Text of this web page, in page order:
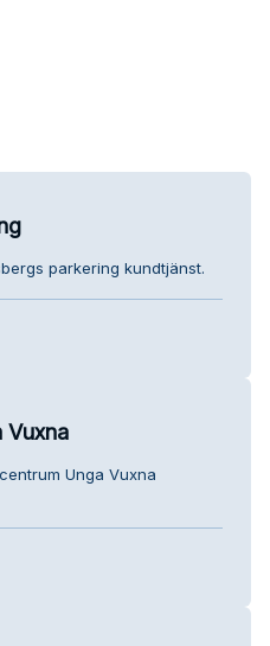
parkering kundtjänst.
Vuxna
Unga Vuxna